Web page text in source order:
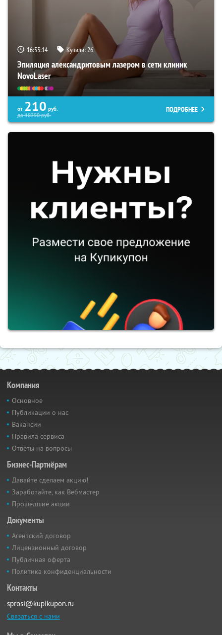
16:53:13 Купили:26
Эпиляция александритовым лазером в сети клиник
NovoLaser
от 210 руб.
до18250руб.
ПОДРОБНЕЕ
Компания
Основное
Публикации о нас
Вакансии
Правила сервиса
Ответы на вопросы
Бизнес-Партнёрам
Давайте сделаем акцию!
Заработайте, как Вебмастер
Прошедшие акции
Документы
Агентский договор
Лицензионный договор
Публичная оферта
Политика конфиденциальности
Контакты
sprosi@kupikupon.ru
Связаться с нами